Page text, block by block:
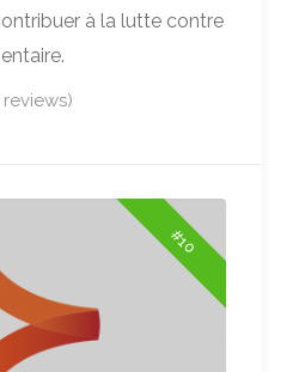
à la lutte contre
reviews)
#10